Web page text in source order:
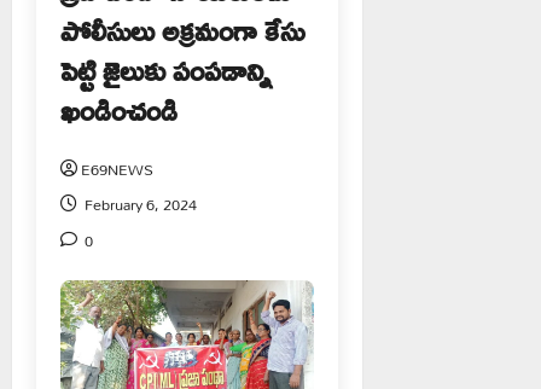
పోలీసులు అక్రమంగా కేసు
పెట్టి జైలుకు పంపడాన్ని
ఖండించండి
E69NEWS
February 6, 2024
0